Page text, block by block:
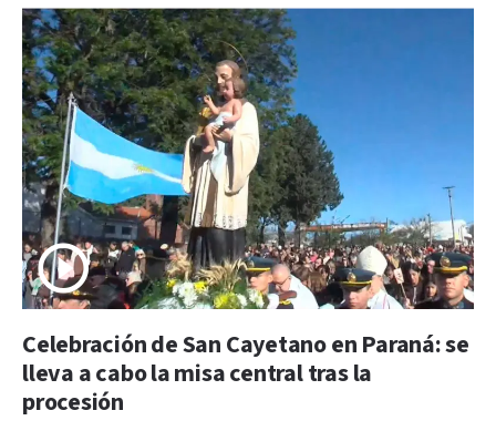
Celebración de San Cayetano en Paraná: se
lleva a cabo la misa central tras la
procesión